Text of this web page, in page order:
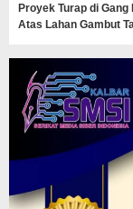
Proyek Turap di
Atas Lahan Gambut